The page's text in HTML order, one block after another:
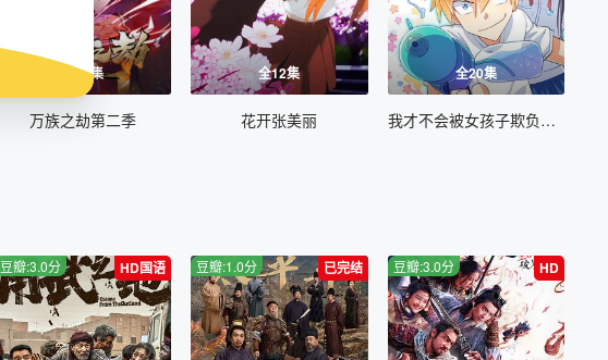
全30集
万族之劫第二季
全12集
花开张美丽
全20集
我才不会被女孩子欺负呢动态漫第二季
HD国语
豆瓣:3.0分 已完结
豆瓣:1.0分 HD
豆瓣:3.0分